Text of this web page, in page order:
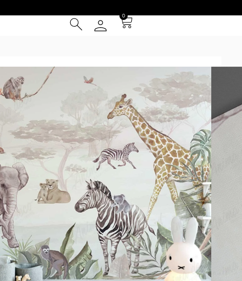
0
/ Wild
M² (IVA INCLUIDO)
Tarjeta de Crédito
Entrega **
instalación
cotizador y obtené una muestra* a escala real según tus
muy grandes se repetirá la composición hasta cubrir las
tu pedido se adaptará el modelo correctamente. *Los tonos
diferir según la calibración de cada pantalla.
probarlo en tu propio espacio con el simulador.